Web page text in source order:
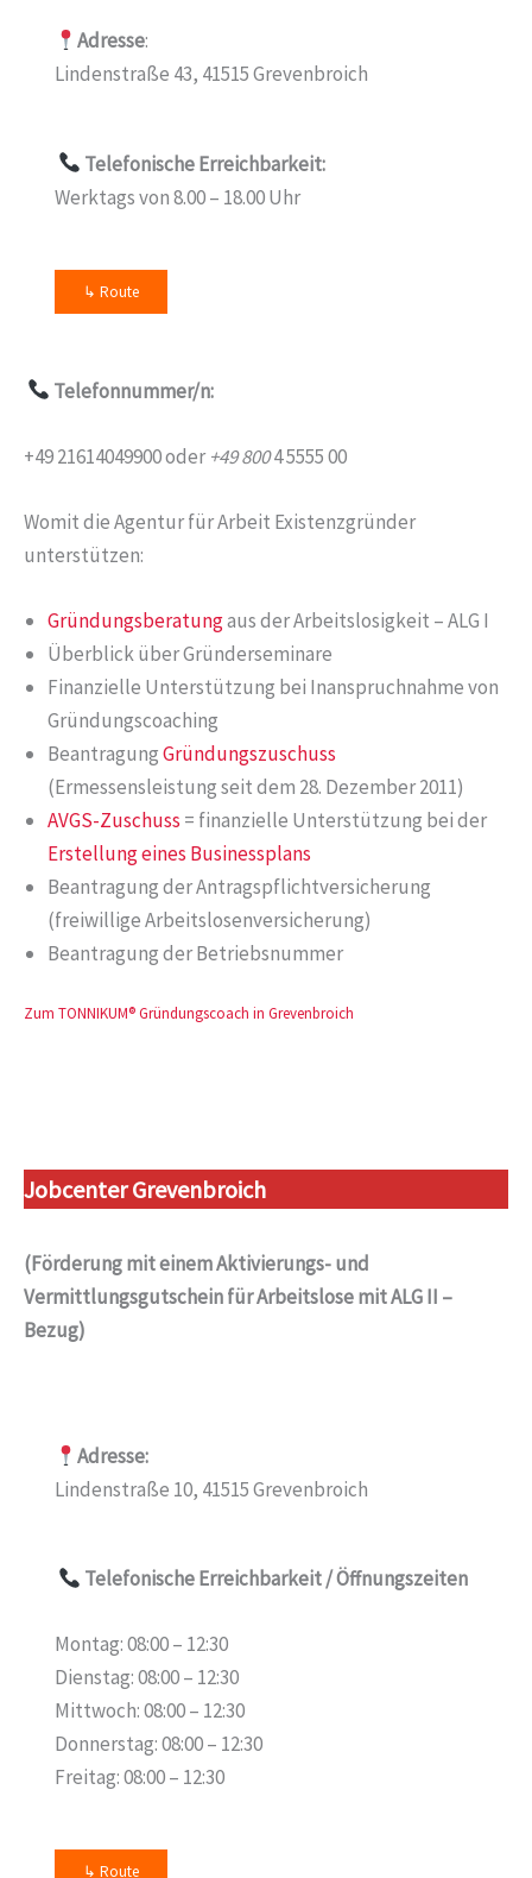
Adresse:
Lindenstraße 43, 41515 Grevenbroich
Telefonische Erreichbarkeit:
Werktags von 8.00 – 18.00 Uhr
↳ Route
Telefonnummer/n:
+49 21614049900 oder+49 8004 5555 00
Womit die Agentur für Arbeit Existenzgründer
unterstützen:
Gründungsberatungaus der Arbeitslosigkeit – ALG I
Überblick über Gründerseminare
Finanzielle Unterstützung bei Inanspruchnahme von
Gründungscoaching
BeantragungGründungszuschuss
(Ermessensleistung seit dem 28. Dezember 2011)
AVGS-Zuschuss = finanzielle Unterstützung bei der
Erstellung eines Businessplans
Beantragung der Antragspflichtversicherung
(freiwillige Arbeitslosenversicherung)
Beantragung der Betriebsnummer
Zum TONNIKUM® Gründungscoach in Grevenbroich
Jobcenter Grevenbroich
(Förderung mit einem Aktivierungs- und
Vermittlungsgutschein für Arbeitslose mit ALG II –
Bezug)
Adresse:
Lindenstraße 10, 41515 Grevenbroich
Telefonische Erreichbarkeit/ Öffnungszeiten
Montag: 08:00 – 12:30
Dienstag: 08:00 – 12:30
Mittwoch: 08:00 – 12:30
Donnerstag: 08:00 – 12:30
Freitag: 08:00 – 12:30
↳ Route